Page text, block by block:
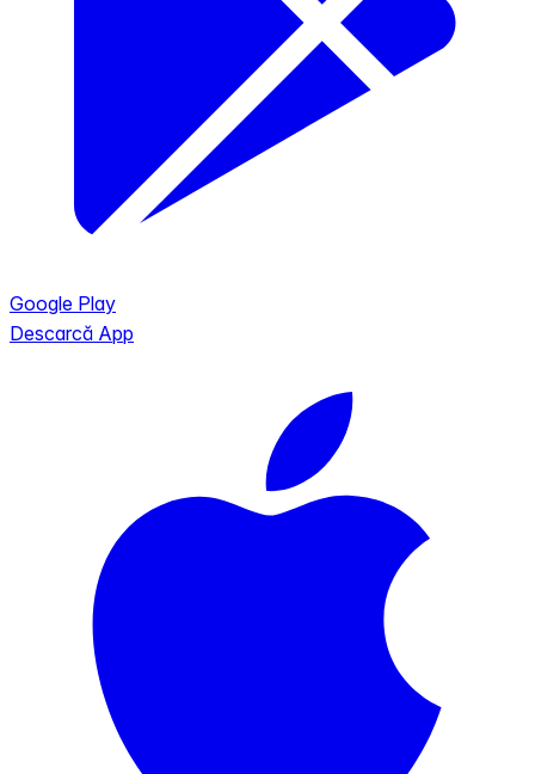
Google Play
Descarcă App